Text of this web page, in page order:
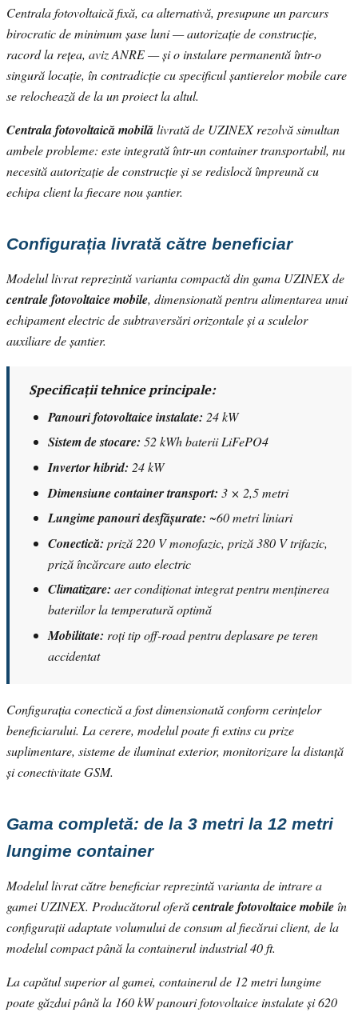
Centrala fotovoltaică fixă, ca alternativă, presupune un parcurs
birocratic de minimum șase luni — autorizație de construcție,
racord la rețea, aviz ANRE — și o instalare permanentă într-o
singură locație, în contradicție cu specificul șantierelor mobile care
se relochează de la un proiect la altul.
Centrala fotovoltaică mobilălivrată de UZINEX rezolvă simultan
ambele probleme: este integrată într-un container transportabil, nu
necesită autorizație de construcție și se redislocă împreună cu
echipa client la fiecare nou șantier.
Configurația livrată către beneficiar
Modelul livrat reprezintă varianta compactă din gama UZINEX de
centrale fotovoltaice mobile, dimensionată pentru alimentarea unui
echipament electric de subtraversări orizontale și a sculelor
auxiliare de șantier.
Specificații tehnice principale:
Panouri fotovoltaice instalate: 24 kW
Sistem de stocare: 52 kWh baterii LiFePO4
Invertor hibrid: 24 kW
Dimensiune container transport: 3 × 2,5 metri
Lungime panouri desfășurate: ~60 metri liniari
Conectică: priză 220 V monofazic, priză 380 V trifazic,
priză încărcare auto electric
Climatizare: aer condiționat integrat pentru menținerea
bateriilor la temperatură optimă
Mobilitate: roți tip off-road pentru deplasare pe teren
accidentat
Configurația conectică a fost dimensionată conform cerințelor
beneficiarului. La cerere, modelul poate fi extins cu prize
suplimentare, sisteme de iluminat exterior, monitorizare la distanță
și conectivitate GSM.
Gama completă: de la 3 metri la 12 metri
lungime container
Modelul livrat către beneficiar reprezintă varianta de intrare a
gamei UZINEX. Producătorul oferăcentrale fotovoltaice mobileîn
configurații adaptate volumului de consum al fiecărui client, de la
modelul compact până la containerul industrial 40 ft.
La capătul superior al gamei, containerul de 12 metri lungime
poate găzdui până la 160 kW panouri fotovoltaice instalate și 620